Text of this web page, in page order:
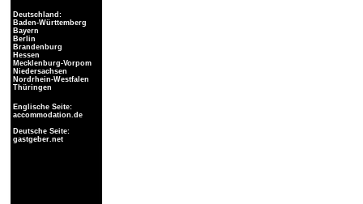
Deutschland:
Baden-Württemberg
Bayern
Berlin
Brandenburg
Hessen
Mecklenburg-Vorpom
Niedersachsen
Nordrhein-Westfalen
Thüringen
Englische Seite:
accommodation.de
Deutsche Seite:
gastgeber.net